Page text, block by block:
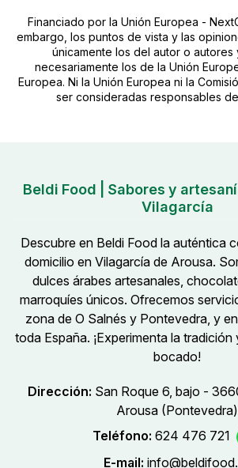
Financiado por la Unión Europea -
embargo, los puntos de vista y las
únicamente los del autor o autores
necesariamente los de la Unión
Europea. Ni la Unión Europea ni la
ser consideradas responsables de
Beldi Food | Sabores y
Vilagarcía
Descubre en Beldi Food la auténtica
domicilio en Vilagarcía de Arousa.
dulces árabes artesanales,
marroquíes únicos. Ofrecemos
zona de O Salnés y Pontevedra, y
toda España. ¡Experimenta la
bocado!
Dirección: San Roque 6, bajo -
Arousa (Pontevedra)
Teléfono: 624 476 721
E-mail: